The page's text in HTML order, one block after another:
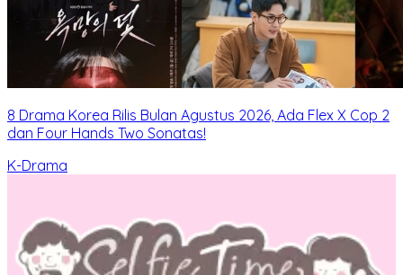
8 Drama Korea Rilis Bulan Agustus 2026, Ada Flex X Cop 2
dan Four Hands Two Sonatas!
K-Drama